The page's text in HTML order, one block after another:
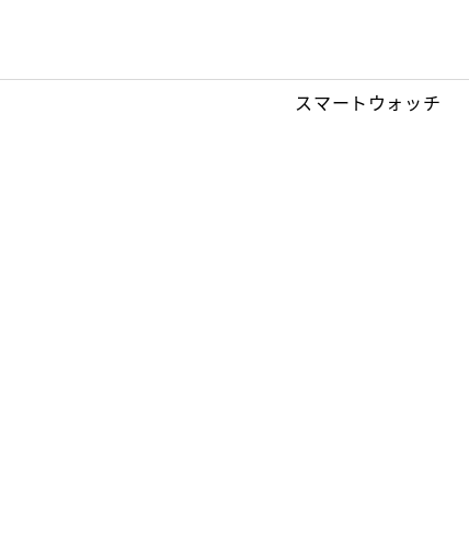
スマートウォッチ